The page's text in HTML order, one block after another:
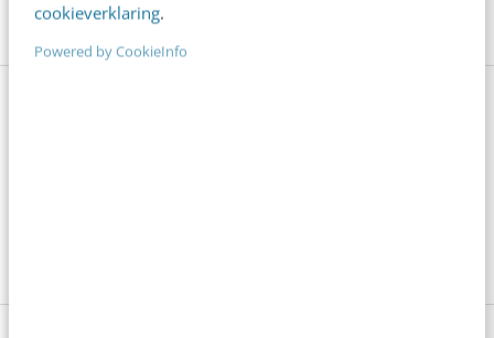
cookieverklaring.
Powered by CookieInfo